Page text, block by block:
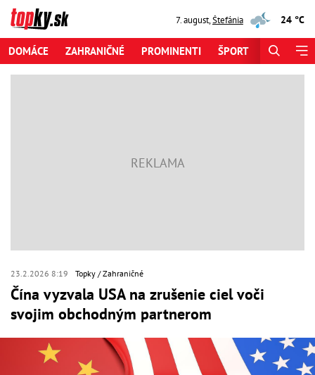
7. august,Štefánia 24 °C
DOMÁCE ZAHRANIČNÉ PROMINENTI ŠPORT
23.2.2026 8:19 Topky Zahraničné
Čína vyzvala USA na zrušenie ciel voči
svojim obchodným partnerom